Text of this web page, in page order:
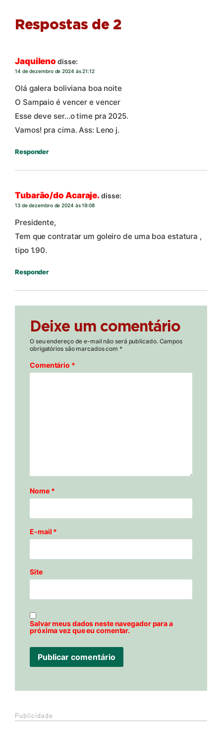
Respostas de 2
Jaquileno disse:
14 de dezembro de 2024 às 21:12
Olá galera boliviana boa noite
O Sampaio é vencer e vencer
Esse deve ser…o time pra 2025.
Vamos! pra cima. Ass: Leno j.
Responder
Tubarão/do Acaraje.disse:
13 de dezembro de 2024 às 19:08
Presidente,
Tem que contratar um goleiro de uma boa estatura ,
tipo 1.90.
Responder
Deixe um comentário
O seu endereço de e-mail não será publicado. Campos
obrigatórios são marcados com *
Comentário *
Nome *
E-mail *
Site
Salvar meus dados neste navegador para a
próxima vez que eu comentar.
Publicidade